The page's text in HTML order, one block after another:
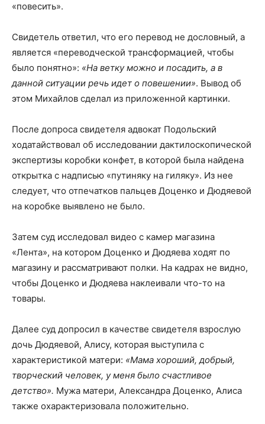
«повесить».
Свидетель ответил, что его перевод не дословный, а
является «переводческой трансформацией, чтобы
было понятно»: «На ветку можно и посадить, а в
данной ситуации речь идет о повешении». Вывод об
этом Михайлов сделал из приложенной картинки.
После допроса свидетеля адвокат Подольский
ходатайствовал об исследовании дактилоскопической
экспертизы коробки конфет, в которой была найдена
открытка с надписью «путиняку на гиляку». Из нее
следует, что отпечатков пальцев Доценко и Дюдяевой
на коробке выявлено не было.
Затем суд исследовал видео с камер магазина
«Лента», на котором Доценко и Дюдяева ходят по
магазину и рассматривают полки. На кадрах не видно,
чтобы Доценко и Дюдяева наклеивали что-то на
товары.
Далее суд допросил в качестве свидетеля взрослую
дочь Дюдяевой, Алису, которая выступила с
характеристикой матери: «Мама хороший, добрый,
творческий человек, у меня было счастливое
детство». Мужа матери, Александра Доценко, Алиса
также охарактеризовала положительно.